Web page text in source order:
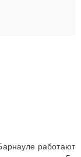
работают